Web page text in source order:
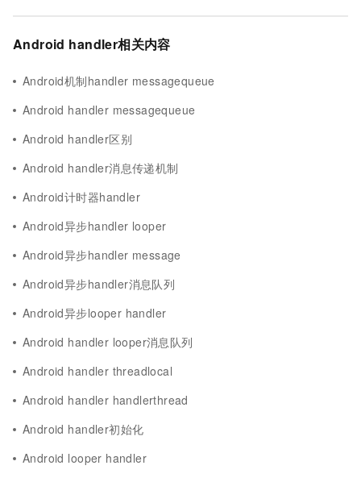
Android handler相关内容
Android机制handler messagequeue
Android handler messagequeue
Android handler区别
Android handler消息传递机制
Android计时器handler
Android异步handler looper
Android异步handler message
Android异步handler消息队列
Android异步looper handler
Android handler looper消息队列
Android handler threadlocal
Android handler handlerthread
Android handler初始化
Android looper handler